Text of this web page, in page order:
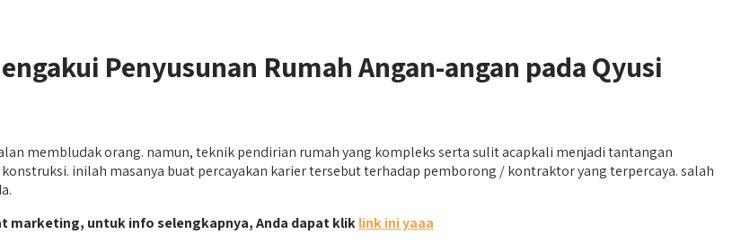
Penyusunan Rumah Angan-angan pada Qyusi
membludak orang. namun, teknik pendirian rumah yang kompleks serta sulit acapkali menjadi tantangan
inilah masanya buat percayakan karier tersebut terhadap pemborong / kontraktor yang terpercaya. salah
marketing, untuk info selengkapnya, Anda dapat kliklink ini yaaa